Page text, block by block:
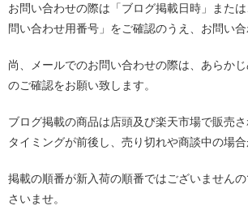
お問い合わせの際は 「ブログ掲載日時」 また
問い合わせ用番号」 をご確認のうえ、お問い合
尚、メールでのお問い合わせの際は、あらかじ
のご確認をお願い致します。
ブログ掲載の商品は店頭及び楽天市場で販売
タイミングが前後し、売り切れや商談中の場合
掲載の順番が新入荷の順番ではございません
さいませ。